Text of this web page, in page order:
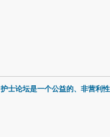
护士论坛是一个公益的、非营利